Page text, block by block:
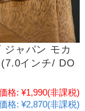
ャパン モカ
インチ/ DO
格: ¥1,990(非課税)
格: ¥2,870(非課税)